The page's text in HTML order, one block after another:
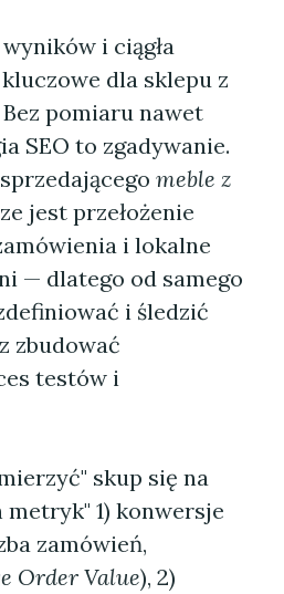
i ciągła
dla sklepu z
pomiaru nawet
SEO to zgadywanie.
meble z
jest przełożenie
i lokalne
— dlatego od samego
i śledzić
zbudować
testów i
skup się na
1) konwersje
zamówień,
Order Value), 2)